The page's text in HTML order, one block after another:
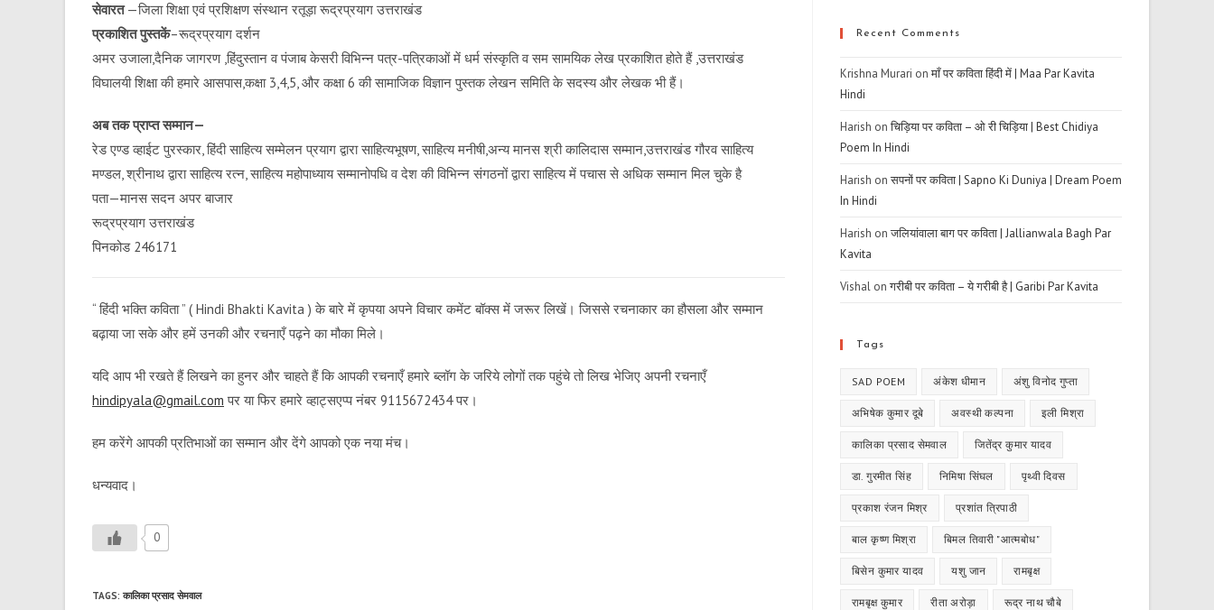
सेवारत—जिला शिक्षा एवं प्रशिक्षण संस्थान रतूड़ा रूद्रप्रयाग उत्तराखंड
प्रकाशित पुस्तकें–रूद्रप्रयाग दर्शन
अमर उजाला,दैनिक जागरण ,हिंदुस्तान व पंजाब केसरी विभिन्न पत्र-पत्रिकाओं में धर्म संस्कृति व सम सामयिक लेख प्रकाशित होते हैं ,उत्तराखंड
विघालयी शिक्षा की हमारे आसपास,कक्षा 3,4,5, और कक्षा 6 की सामाजिक विज्ञान पुस्तक लेखन समिति के सदस्य और लेखक भी हैं।
अब तक प्राप्त सम्मान—
रेड एण्ड व्हाईट पुरस्कार, हिंदी साहित्य सम्मेलन प्रयाग द्वारा साहित्यभूषण, साहित्य मनीषी,अन्य मानस श्री कालिदास सम्मान,उत्तराखंड गौरव साहित्य
मण्डल, श्रीनाथ द्वारा साहित्य रत्न, साहित्य महोपाध्याय सम्मानोपधि व देश की विभिन्न संगठनों द्वारा साहित्य में पचास से अधिक सम्मान मिल चुके है
पता—मानस सदन अपर बाजार
रूद्रप्रयाग उत्तराखंड
पिनकोड 246171
“ हिंदी भक्ति कविता ” ( Hindi Bhakti Kavita ) के बारे में कृपया अपने विचार कमेंट बॉक्स में जरूर लिखें। जिससे रचनाकार का हौसला और सम्मान
बढ़ाया जा सके और हमें उनकी और रचनाएँ पढ़ने का मौका मिले।
यदि आप भी रखते हैं लिखने का हुनर और चाहते हैं कि आपकी रचनाएँ हमारे ब्लॉग के जरिये लोगों तक पहुंचे तो लिख भेजिए अपनी रचनाएँ
hindipyala@gmail.com पर या फिर हमारे व्हाट्सएप्प नंबर 9115672434 पर।
हम करेंगे आपकी प्रतिभाओं का सम्मान और देंगे आपको एक नया मंच।
धन्यवाद।
0
TAGS: कालिका प्रसाद सेमवाल
Recent Comments
Krishna Murari onमाँ पर कविता हिंदी में | Maa Par Kavita
Hindi
Harish onचिड़िया पर कविता – ओ री चिड़िया | Best Chidiya
Poem In Hindi
Harish onसपनों पर कविता | Sapno Ki Duniya | Dream Poem
In Hindi
Harish onजलियांवाला बाग पर कविता | Jallianwala Bagh Par
Kavita
Vishal onगरीबी पर कविता – ये गरीबी है | Garibi Par Kavita
Tags
SAD POEM अंकेश धीमान अंशु विनोद गुप्ता
अभिषेक कुमार दूबे अवस्थी कल्पना इली मिश्रा
कालिका प्रसाद सेमवाल जितेंद्र कुमार यादव
डा. गुरमीत सिंह निमिषा सिंघल पृथ्वी दिवस
प्रकाश रंजन मिश्र प्रशांत त्रिपाठी
बाल कृष्ण मिश्रा बिमल तिवारी "आत्मबोध"
बिसेन कुमार यादव यशु जान रामबृक्ष
रामबृक्ष कुमार रीता अरोड़ा रूद्र नाथ चौबे